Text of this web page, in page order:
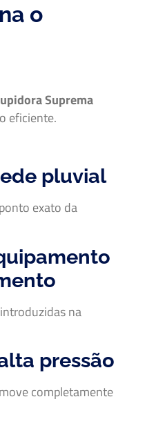
o
Suprema
eficiente.
pluvial
exato da
na
pressão
completamente